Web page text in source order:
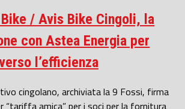
/ Avis Bike Cingoli, la
con Astea Energia per
l’efficienza
cingolano, archiviata la 9 Fossi, firma